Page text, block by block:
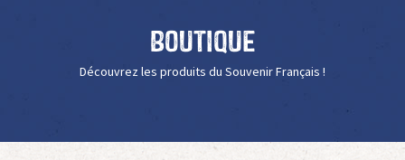
Boutique
Découvrez les produits du Souvenir Français !